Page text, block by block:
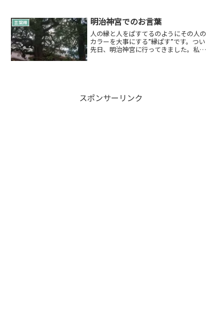
ます。そもそも、チャネリングとはどう
いう意味なのか簡単に引...
言葉綴 明治神宮でのお言葉
人の縁と人をぱすてるのようにその人の
カラーを大事にする”縁ぱす”です。つい
先日、明治神宮に行ってきました。私
スポンサーリンク